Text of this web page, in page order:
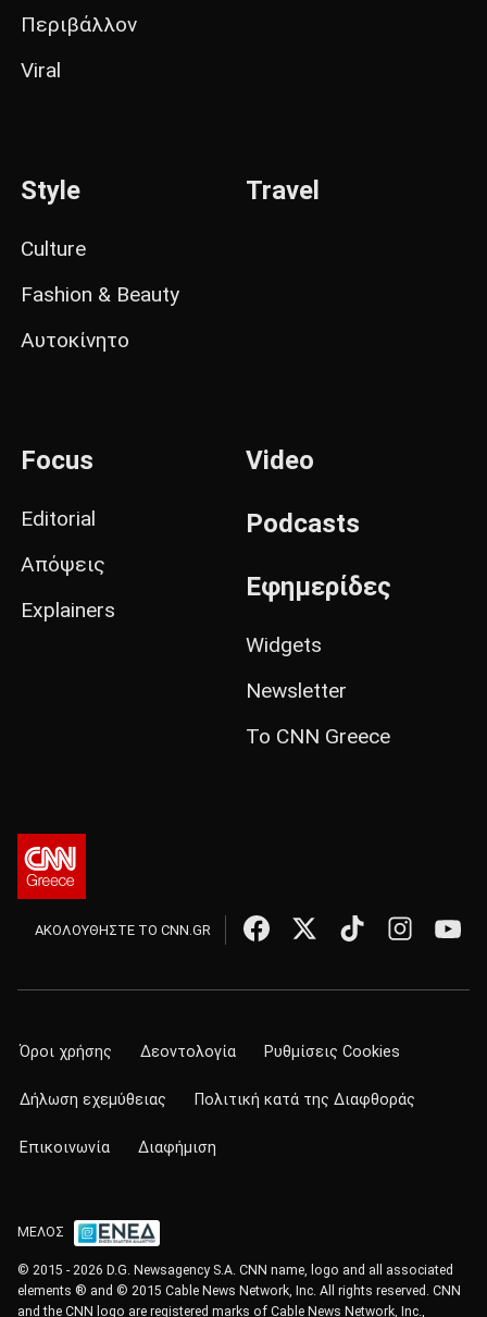
Περιβάλλον
Viral
Style
Culture
Fashion & Beauty
Αυτοκίνητο
Travel
Focus
Editorial
Απόψεις
Explainers
Video
Podcasts
Εφημερίδες
Widgets
Newsletter
Το CNN Greece
ΑΚΟΛΟΥΘΗΣΤΕ ΤΟ CNN.GR
Όροι χρήσης Δεοντολογία Ρυθμίσεις Cookies
Δήλωση εχεμύθειας Πολιτική κατά της Διαφθοράς
Επικοινωνία Διαφήμιση
ΜΕΛΟΣ
© 2015 - 2026 D.G. Newsagency S.A. CNN name, logo and all associated
elements ® and © 2015 Cable News Network, Inc. All rights reserved. CNN
and the CNN logo are registered marks of Cable News Network, Inc.,